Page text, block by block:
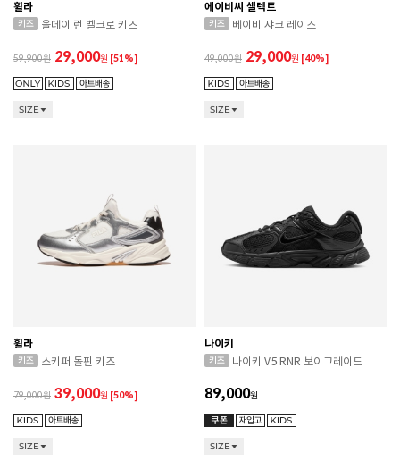
휠라
올데이 런 벨크로 키즈
59,900 29,000원 [51%]
SIZE
에이비씨 셀렉트
베이비 샤크 레이스
49,000 29,000원 [40%]
SIZE
휠라
스키퍼 돌핀 키즈
79,000 39,000원 [50%]
SIZE
나이키
나이키 V5 RNR 보이그레이드
89,000원
SIZE